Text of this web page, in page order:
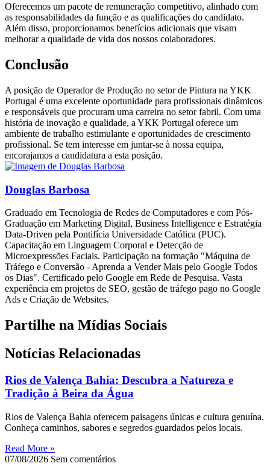
Oferecemos um pacote de remuneração competitivo, alinhado com
as responsabilidades da função e as qualificações do candidato.
Além disso, proporcionamos benefícios adicionais que visam
melhorar a qualidade de vida dos nossos colaboradores.
Conclusão
A posição de Operador de Produção no setor de Pintura na YKK
Portugal é uma excelente oportunidade para profissionais dinâmicos
e responsáveis que procuram uma carreira no setor fabril. Com uma
história de inovação e qualidade, a YKK Portugal oferece um
ambiente de trabalho estimulante e oportunidades de crescimento
profissional. Se tem interesse em juntar-se à nossa equipa,
encorajamos a candidatura a esta posição.
Douglas Barbosa
Graduado em Tecnologia de Redes de Computadores e com Pós-
Graduação em Marketing Digital, Business Intelligence e Estratégia
Data-Driven pela Pontifícia Universidade Católica (PUC).
Capacitação em Linguagem Corporal e Detecção de
Microexpressões Faciais. Participação na formação "Máquina de
Tráfego e Conversão - Aprenda a Vender Mais pelo Google Todos
os Dias". Certificado pelo Google em Rede de Pesquisa. Vasta
experiência em projetos de SEO, gestão de tráfego pago no Google
Ads e Criação de Websites.
Partilhe na Mídias Sociais
Notícias Relacionadas
Rios de Valença Bahia: Descubra a Natureza e
Tradição à Beira da Água
Rios de Valença Bahia oferecem paisagens únicas e cultura genuína.
Conheça caminhos, sabores e segredos guardados pelos locais.
Read More »
07/08/2026 Sem comentários